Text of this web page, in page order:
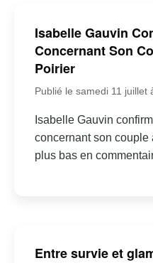
Isabelle Gauvin
Concernant Son
Poirier
Publié le samedi 11 juillet
Isabelle Gauvin
concernant son
plus bas en
Entre survie et